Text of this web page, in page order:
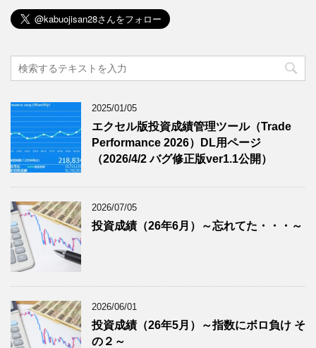
2025/01/05
エクセル版投資成績管理ツール（Trade
Performance 2026）DL用ページ
（2026/4/2 バグ修正版ver1.1公開）
2026/07/05
投資成績（26年6月）～忘れてた・・・～
2026/06/01
投資成績（26年5月）～指数にボロ負け そ
の２～